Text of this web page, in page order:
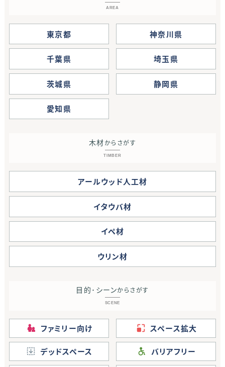
AREA
東京都 神奈川県
千葉県 埼玉県
茨城県 静岡県
愛知県
木材からさがす
TIMBER
アールウッド人工材
イタウバ材
イペ材
ウリン材
目的･シーンからさがす
SCENE
ファミリー向け スペース拡大
デッドスペース バリアフリー